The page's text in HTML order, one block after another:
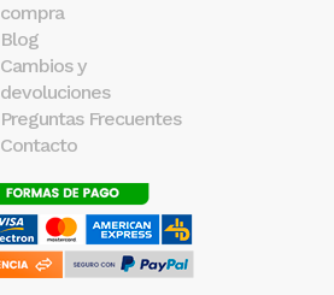
compra
Blog
Cambios y
devoluciones
Preguntas Frecuentes
Contacto